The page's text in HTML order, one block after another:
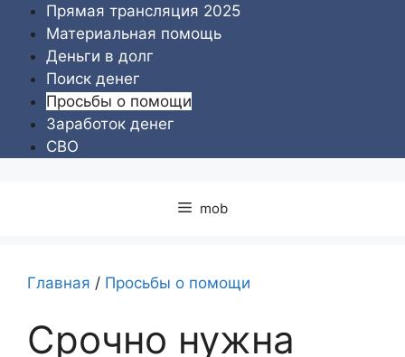
Перейти
содержимому
Прямая трансляция 2025
Материальная помощь
Деньги в долг
Поиск денег
Просьбы о помощи
Заработок денег
СВО
mob
Главная / Просьбы о помощи
Срочно нужна